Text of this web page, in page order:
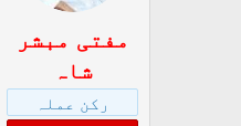
a
r
مفتی مبشر
شاہ
رکن عملہ